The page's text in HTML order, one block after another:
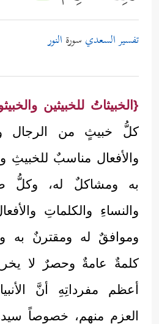
تفسير السعدي سورة النور
{الخبيثاتُ للخبيثين
كلُّ خبيثٍ من الرجال
والأفعال مناسبٌ للخبيثِ
به ومشاكلٌ له، وكلُّ
والنساءِ والكلماتِ
وموافقٌ له ومقترنٌ به
كلمةٌ عامةٌ وحصرٌ لا
أعظم مفرداتِهِ أنَّ
العزم منهم، خصوصاً